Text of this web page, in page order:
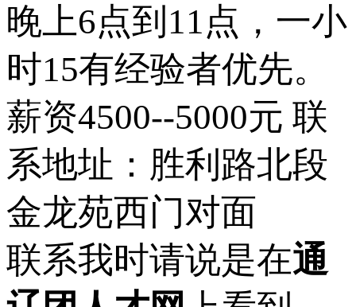
晚上6点到11点，一小
时15有经验者优先。
薪资4500--5000元 联
系地址：胜利路北段
金龙苑西门对面
联系我时请说是在通